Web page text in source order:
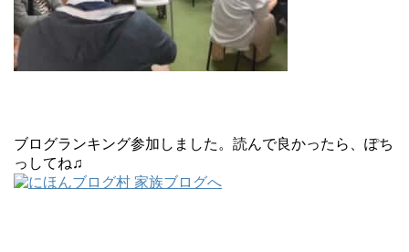
ブログランキング参加しました。読んで良かったら、ぽち
っしてね♫